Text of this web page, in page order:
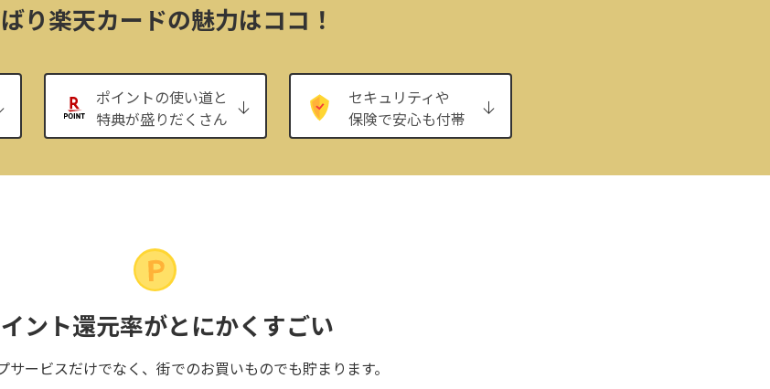
り楽天カードの魅力はココ！
ポイントの使い道と
特典が盛りだくさん
セキュリティや
保険で安心も付帯
ント還元率がとにかくすごい
サービスだけでなく、街でのお買いものでも貯まります。